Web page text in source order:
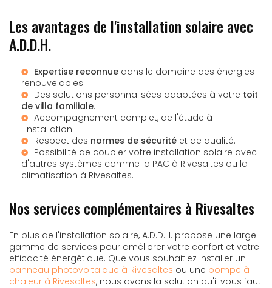
Les avantages de l'installation solaire avec
A.D.D.H.
Expertise reconnue dans le domaine des énergies
renouvelables.
Des solutions personnalisées adaptées à votre toit
de villa familiale.
Accompagnement complet, de l'étude à
l'installation.
Respect des normes de sécurité et de qualité.
Possibilité de coupler votre installation solaire avec
d'autres systèmes comme la PAC à Rivesaltes ou la
climatisation à Rivesaltes.
Nos services complémentaires à Rivesaltes
En plus de l'installation solaire, A.D.D.H. propose une large
gamme de services pour améliorer votre confort et votre
efficacité énergétique. Que vous souhaitiez installer un
panneau photovoltaïque à Rivesaltes ou une pompe à
chaleur à Rivesaltes, nous avons la solution qu'il vous faut.